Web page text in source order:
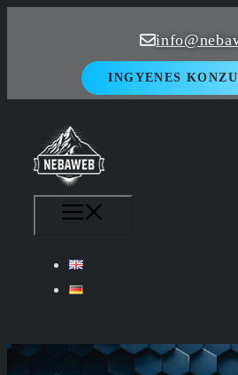
INGYENES